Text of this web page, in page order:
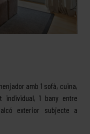
amb 1 sofà, cuina,
1 bany entre
exterior subjecte a